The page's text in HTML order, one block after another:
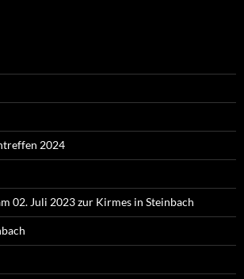
2024
02. Juli 2023 zur Kirmes in Steinbach